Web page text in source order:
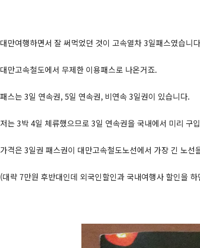
대만여행하면서 잘 써먹었던 것이 고속열차 3일패스였습니
대만고속철도에서 무제한 이용패스로 나온거죠.
패스는 3일 연속권, 5일 연속권, 비연속 3일권이 있습니다.
저는 3박 4일 체류했으므로 3일 연속권을 국내에서 미리 구
가격은 3일권 패스권이 대만고속철도노선에서 가장 긴 노
(대략 7만원 후반대인데 외국인할인과 국내여행사 할인을